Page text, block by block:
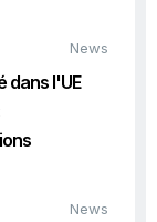
News
dans l'UE
News